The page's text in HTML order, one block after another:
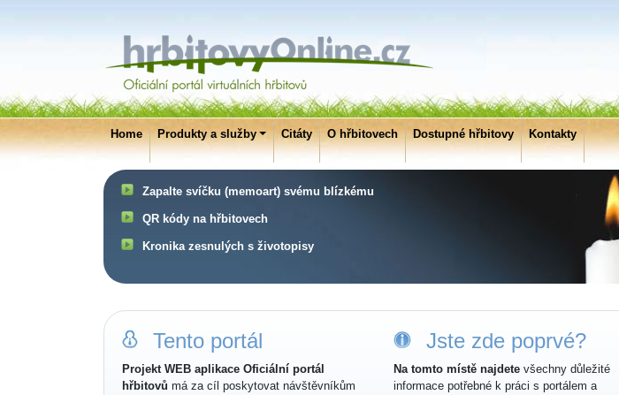
Home Produkty a služby Citáty O hřbitovech Dostupné hřbitovy Kontakty
Zapalte svíčku (memoart) svému blízkému
QR kódy na hřbitovech
Kronika zesnulých s životopisy
Tento portál
Projekt WEB aplikace Oficiální portál
hřbitovů má za cíl poskytovat návštěvníkům
Jste zde poprvé?
Na tomto místě najdete všechny důležité
informace potřebné k práci s portálem a